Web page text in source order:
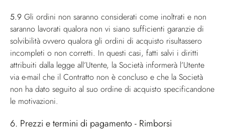
5.9 Gli ordini non saranno considerati come inoltrati e non
saranno lavorati qualora non vi siano sufficienti garanzie di
solvibilità ovvero qualora gli ordini di acquisto risultassero
incompleti o non corretti. In questi casi, fatti salvi i diritti
attribuiti dalla legge all’Utente, la Società informerà l’Utente
via e-mail che il Contratto non è concluso e che la Società
non ha dato seguito al suo ordine di acquisto specificandone
le motivazioni.
6. Prezzi e termini di pagamento - Rimborsi